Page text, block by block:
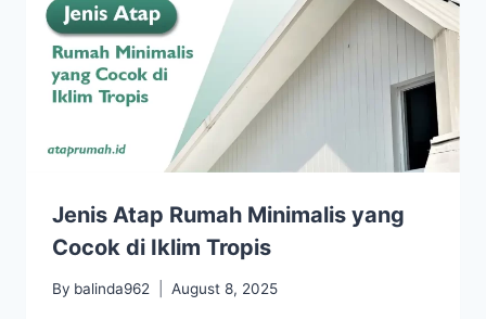
Jenis Atap Rumah Minimalis yang
Cocok di Iklim Tropis
By balinda962 August 8, 2025